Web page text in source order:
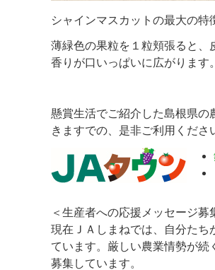
シャインマスカットの最大の
薄緑色の果粒を１粒頬張ると、
香りが口いっぱいに広がります。
懸賞生活でご紹介した島根県
きますでの、是非ご利用くださ
＜生産者への応援メッセージ募
現在ＪＡしまねでは、自分たち
ています。厳しい農業情勢が
募集しています。